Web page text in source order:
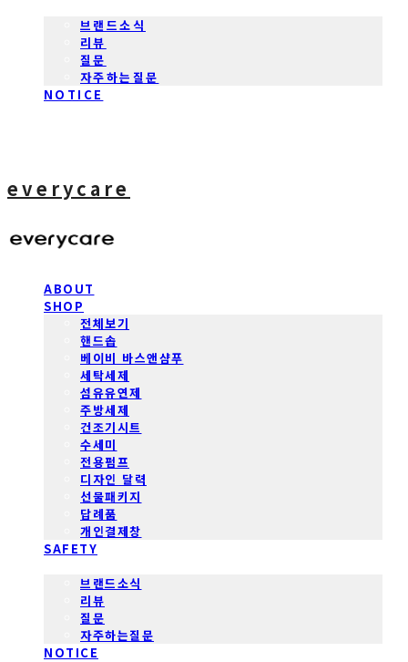
브랜드소식
리뷰
질문
자주하는질문
NOTICE
everycare
ABOUT
SHOP
전체보기
핸드솝
베이비 바스앤샴푸
세탁세제
섬유유연제
주방세제
건조기시트
수세미
전용펌프
디자인 달력
선물패키지
답례품
개인결제창
SAFETY
브랜드소식
리뷰
질문
자주하는질문
NOTICE